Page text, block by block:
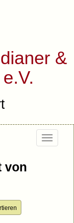
&
von